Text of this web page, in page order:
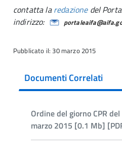
contatta laredazionedel
indirizzo:
Pubblicato il: 30 marzo 2015
Documenti Correlati
Ordine del giorno CPR
marzo 2015 [0.1 Mb]